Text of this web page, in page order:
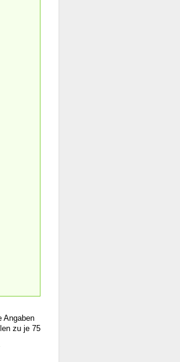
Angaben
zu je 75